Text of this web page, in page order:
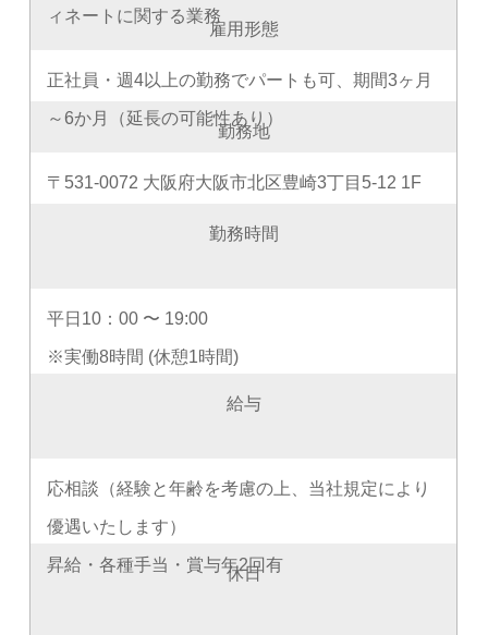
ィネートに関する業務
雇用形態
正社員・週4以上の勤務でパートも可、期間3ヶ月
～6か月（延長の可能性あり）
勤務地
〒531-0072 大阪府大阪市北区豊崎3丁目5-12 1F
勤務時間
平日10：00 〜 19:00
※実働8時間 (休憩1時間)
給与
応相談（経験と年齢を考慮の上、当社規定により
優遇いたします）
昇給・各種手当・賞与年2回有
休日